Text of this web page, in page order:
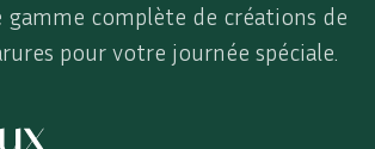
gamme complète de créations de
pour votre journée spéciale.